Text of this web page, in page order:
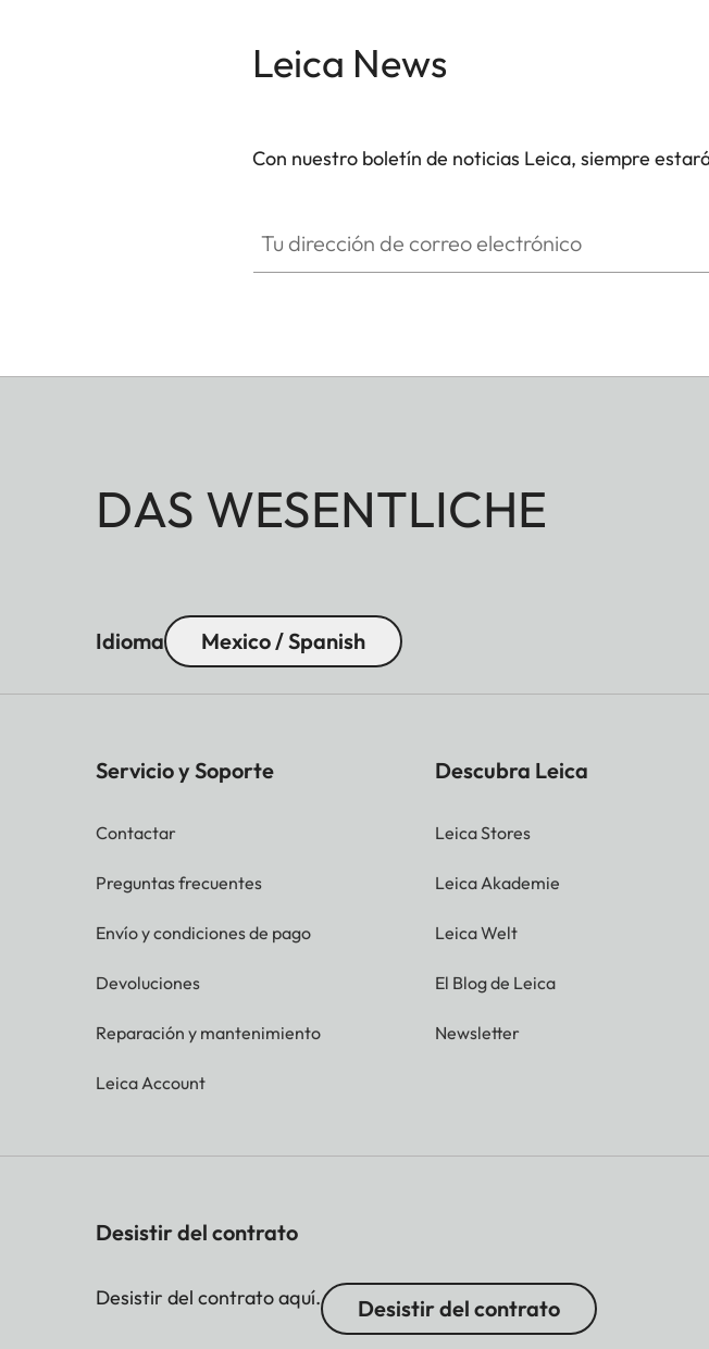
identificar una presa. Los Geovid Pro 10x42 Orange Edition son
Leica News
Con nuestro boletín de noticias Leica, siempre
DAS WESENTLICHE
Idioma Mexico / Spanish
Servicio y Soporte
Contactar
Preguntas frecuentes
Envío y condiciones de pago
Devoluciones
Reparación y mantenimiento
Leica Account
Descubra Leica
Leica Stores
Leica Akademie
Leica Welt
El Blog de Leica
Newsletter
Desistir del contrato
Desistir del contrato aquí. Desistir del contrato